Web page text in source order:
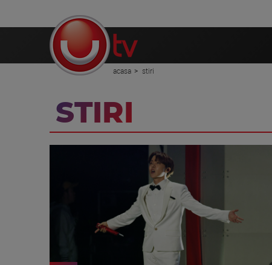
acasa stiri
STIRI